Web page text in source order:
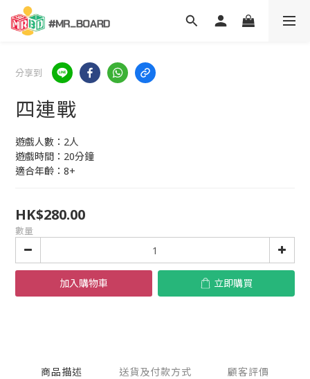
分享到
四連戰
遊戲人數：2人
遊戲時間：20分鐘
適合年齡：8+
HK$280.00
數量
加入購物車 立即購買
商品描述 送貨及付款方式 顧客評價